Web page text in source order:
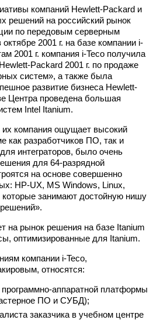
компаний Hewlett-Packard и
решений на российский рынок
по передовым серверным
2001 г. на базе компании i-
2001 г. компания i-Teco получила
Packard 2001 г. по продаже
систем», а также была
развитие бизнеса Hewlett-
Центра проведена большая
Intel Itanium.
компания ощущает высокий
как разработчиков ПО, так и
интеграторов, было очень
для 64-разрядной
на основе совершенно
HР-UX, MS Windows, Linux,
занимают достойную нишу
на рынок решения на базе Itanium
оптимизированные для Itanium.
компании i-Teco,
относятся:
аппаратной платформы
ПО и СУБД);
заказчика в учебном центре